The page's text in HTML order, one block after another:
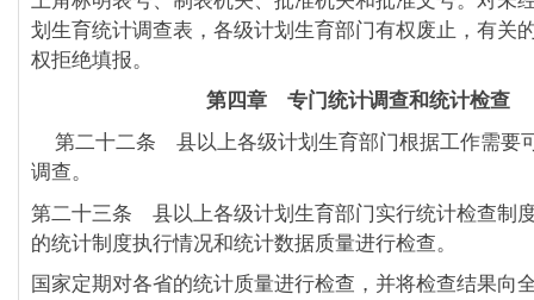
划生育统计调查表，各级计划生育部门有权废止，有关
权拒绝填报。
第四章 专门统计调查和统计检查
第二十二条 县以上各级计划生育部门根据工作需要
调查。
第二十三条 县以上各级计划生育部门实行统计检查制
的统计制度执行情况和统计数据质量进行检查。
国家定期对各省的统计质量进行检查，并将检查结果向